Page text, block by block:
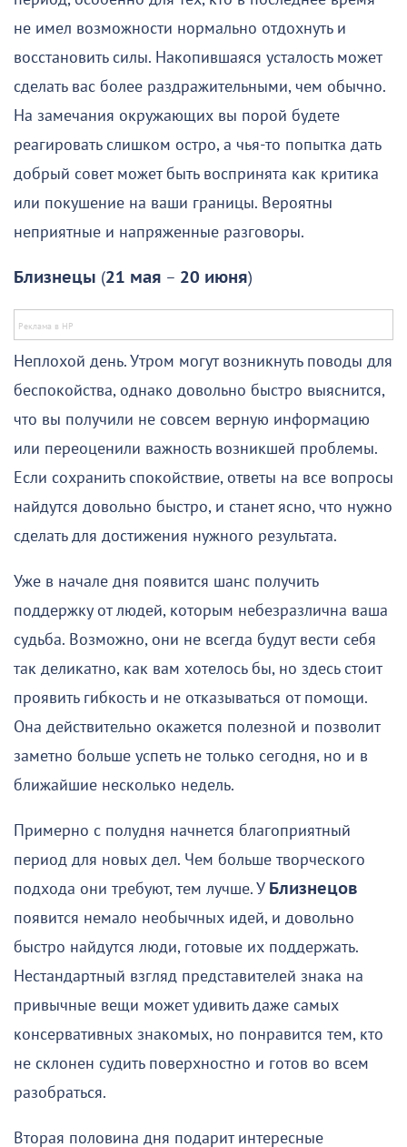
не имел возможности нормально отдохнуть и
восстановить силы. Накопившаяся усталость может
сделать вас более раздражительными, чем обычно.
На замечания окружающих вы порой будете
реагировать слишком остро, а чья-то попытка дать
добрый совет может быть воспринята как критика
или покушение на ваши границы. Вероятны
неприятные и напряженные разговоры.
Близнецы (21 мая – 20 июня)
Неплохой день. Утром могут возникнуть поводы для
беспокойства, однако довольно быстро выяснится,
что вы получили не совсем верную информацию
или переоценили важность возникшей проблемы.
Если сохранить спокойствие, ответы на все вопросы
найдутся довольно быстро, и станет ясно, что нужно
сделать для достижения нужного результата.
Уже в начале дня появится шанс получить
поддержку от людей, которым небезразлична ваша
судьба. Возможно, они не всегда будут вести себя
так деликатно, как вам хотелось бы, но здесь стоит
проявить гибкость и не отказываться от помощи.
Она действительно окажется полезной и позволит
заметно больше успеть не только сегодня, но и в
ближайшие несколько недель.
Примерно с полудня начнется благоприятный
период для новых дел. Чем больше творческого
подхода они требуют, тем лучше. У Близнецов
появится немало необычных идей, и довольно
быстро найдутся люди, готовые их поддержать.
Нестандартный взгляд представителей знака на
привычные вещи может удивить даже самых
консервативных знакомых, но понравится тем, кто
не склонен судить поверхностно и готов во всем
разобраться.
Вторая половина дня подарит интересные